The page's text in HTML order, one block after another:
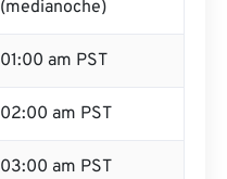
(medianoche)
01:00 am PST
02:00 am PST
03:00 am PST